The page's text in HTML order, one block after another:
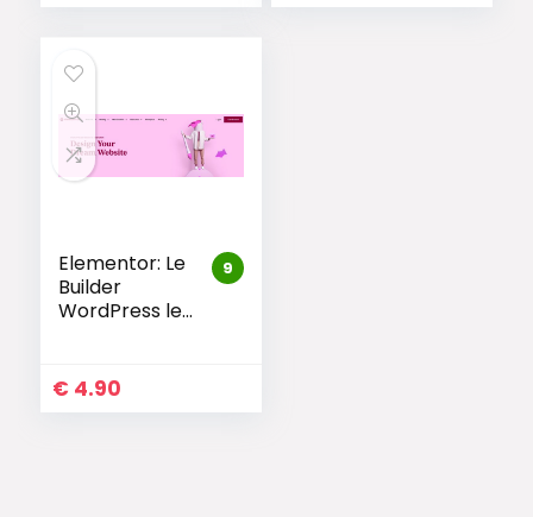
9
Elementor: Le
Builder
WordPress le
€ 4.90